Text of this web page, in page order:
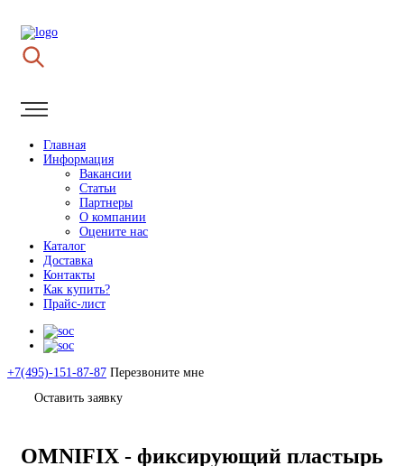
Главная
Информация
Вакансии
Статьи
Партнеры
О компании
Оцените нас
Каталог
Доставка
Контакты
Как купить?
Прайс-лист
+7(495)-151-87-87 Перезвоните мне
Оставить заявку
OMNIFIX - фиксирующий пластырь